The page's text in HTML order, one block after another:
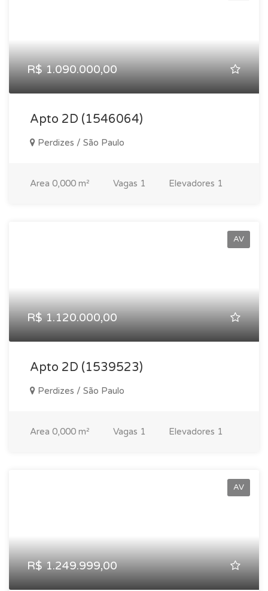
R$ 1.090.000,00
Apto 2D (1546064)
Perdizes / São Paulo
Area 0,000 m² Vagas 1 Elevadores 1
AV
R$ 1.120.000,00
Apto 2D (1539523)
Perdizes / São Paulo
Area 0,000 m² Vagas 1 Elevadores 1
AV
R$ 1.249.999,00